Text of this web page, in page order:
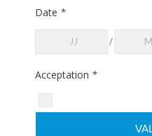
Date *
/
Acceptation *